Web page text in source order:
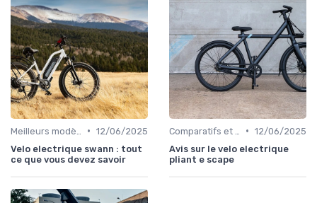
• 12/06/2025
Velo electrique swann : tout
ce que vous devez savoir
• 12/06/2025
Avis sur le velo electrique
pliant e scape